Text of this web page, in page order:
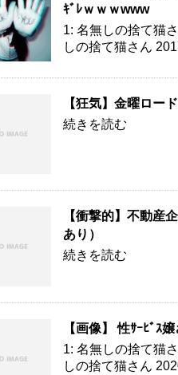
ｷﾞﾚｗｗｗwww
1: 名無しの捨て猫
しの捨て猫さん
【狂気】金曜ロー
続きを読む
【衝撃的】不動産
あり）
続きを読む
【画像】 性ｻｰﾋﾞｽ
1: 名無しの捨て猫
しの捨て猫さん